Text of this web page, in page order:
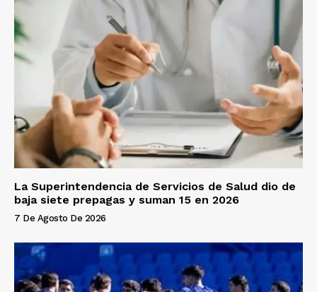
La Superintendencia de Servicios de Salud dio de
baja siete prepagas y suman 15 en 2026
7 De Agosto De 2026